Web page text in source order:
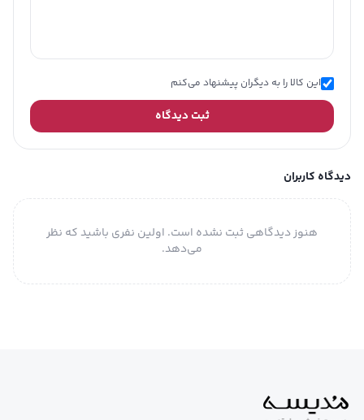
نوع موتور کوارتز (Quartz)
میزان
مقاومت در
30 متر
رسمی؛ کلاسیک
این کالا را به دیگران پیشنهاد می‌کنم
ثبت دیدگاه
دیدگاه کاربران
هنوز دیدگاهی ثبت نشده است. اولین نفری باشید که نظر
می‌دهد.